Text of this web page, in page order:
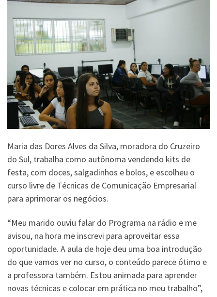
Maria das Dores Alves da Silva, moradora do Cruzeiro
do Sul, trabalha como autônoma vendendo kits de
festa, com doces, salgadinhos e bolos, e escolheu o
curso livre de Técnicas de Comunicação Empresarial
para aprimorar os negócios.
“Meu marido ouviu falar do Programa na rádio e me
avisou, na hora me inscrevi para aproveitar essa
oportunidade. A aula de hoje deu uma boa introdução
do que vamos ver no curso, o conteúdo parece ótimo e
a professora também. Estou animada para aprender
novas técnicas e colocar em prática no meu trabalho”,